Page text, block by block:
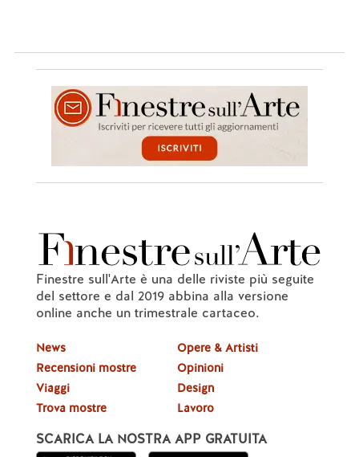
Finestre sull'Arte è una delle riviste più seguite
del settore e dal 2019 abbina alla versione
online anche un trimestrale cartaceo.
News
Recensioni mostre
Viaggi
Trova mostre
Opere & Artisti
Opinioni
Design
Lavoro
SCARICA LA NOSTRA APP GRATUITA